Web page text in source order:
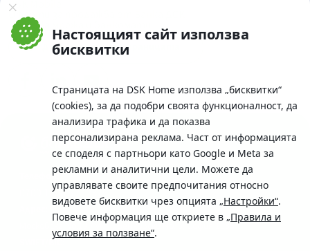
Настоящият сайт използва
бисквитки
Страницата на DSK Home използва „бисквитки“
(cookies), за да подобри своята функционалност, да
анализира трафика и да показва
персонализирана реклама. Част от информацията
се споделя с партньори като Google и Meta за
рекламни и аналитични цели. Можете да
управлявате своите предпочитания относно
видовете бисквитки чрез опцията „Настройки“.
Повече информация ще откриете в „Правила и
условия за ползване“.
DSK Mobile
Оферти за продажба от Банка ДСК
Клонова мрежа и банкомати
До началото на страницата
Телефон:
0700 10 375 / *2375
Московска No.19 / ул. Г. Бенковски No. 5, София 1036
SWIFT/BIC: